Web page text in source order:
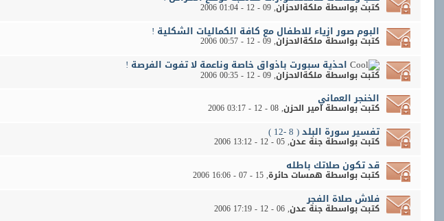
كتبت بواسطة ملكةالاحزان‏, 09 - 12 - 2006 01:04
البوم صور ازياء للاطفال مع كافة الكماليات الشكلية !
كتبت بواسطةملكةالاحزان‏, 09 - 12 - 2006 00:57
احذية سبورت باذواق خاصة وناعمة لا تفوت الفرصة !
كتبت بواسطة ملكةالاحزان‏, 09 - 12 - 2006 00:35
الخنجر العماني
كتبت بواسطةامير الحزن‏, 08 - 12 - 2006 03:17
تفسير سورة البلد ( 8 -12 )
كتبت بواسطةجنة عدن‏, 05 - 12 - 2006 13:12
قد تكون صلاتك باطله
كتبت بواسطة همسات حائرة‏, 15 - 07 - 2006 16:06
فلاش صلاة الفجر
كتبت بواسطةجنة عدن‏, 06 - 12 - 2006 17:19